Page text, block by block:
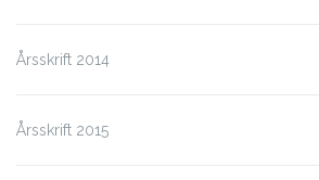
Årsskrift 2014
Årsskrift 2015